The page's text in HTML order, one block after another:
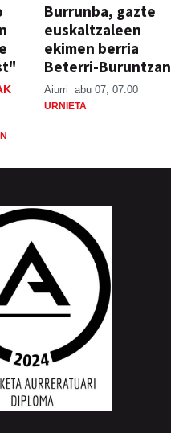
Burrunba, gazte
euskaltzaleen
ekimen berria
Beterri-Buruntzan
Aiurri abu 07, 07:00
URNIETA